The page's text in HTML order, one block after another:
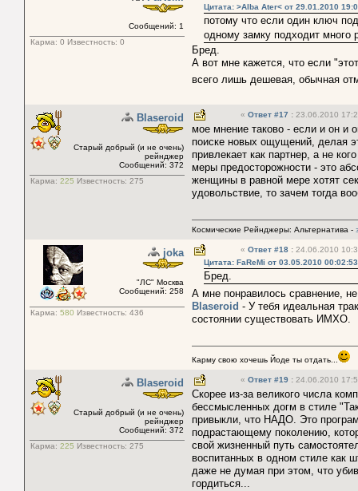
Сообщений: 1
Карма: 0 Известность: 0
Цитата: >Alba Ater< от 29.01.2010
потому что если один ключ
одному замку подходит много
Бред.
А вот мне кажется, что если
всего лишь дешевая, обычная
Blaseroid
Старый добрый (и не очень)
рейнджер
Сообщений: 372
Карма: 225 Известность: 275
« Ответ #17 : 23.06.2010
мое мнение таково - если и он и
поиске новых ощущений, делая
привлекает как партнер, а не
меры предосторожности - это
женщины в равной мере хотят
удовольствие, то зачем тогда
Космические Рейнджеры: Альтернатива -
joka
"ЛС" Москва
Сообщений: 258
Карма: 580 Известность: 436
« Ответ #18 : 24.06.2010
Цитата: FaReMi от 03.05.2010 00:02:53
Бред.
А мне понравилось сравнение,
Blaseroid - У тебя идеальная
состоянии существовать ИМХО.
Карму свою хочешь Йоде ты отдать...
Blaseroid
Старый добрый (и не очень)
рейнджер
Сообщений: 372
Карма: 225 Известность: 275
« Ответ #19 : 24.06.2010
Скорее из-за великого числа
бессмысленных догм в стиле
привыкли, что НАДО. Это
подрастающему поколению,
свой жизненный путь
воспитанных в одном стиле как
даже не думая при этом, что
гордиться...